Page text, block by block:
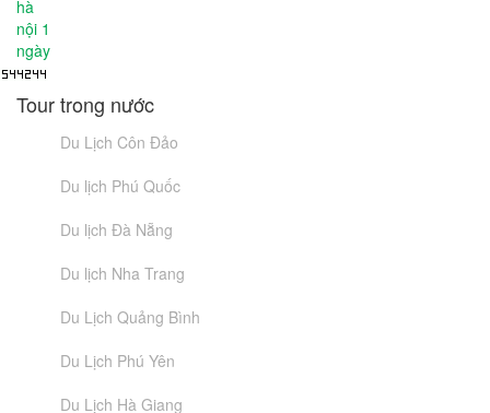
Tour trong nước
Du Lịch Côn Đảo
Du lịch Phú Quốc
Du lịch Đà Nẵng
Du lịch Nha Trang
Du Lịch Quảng Bình
Du Lịch Phú Yên
Du Lịch Hà Giang